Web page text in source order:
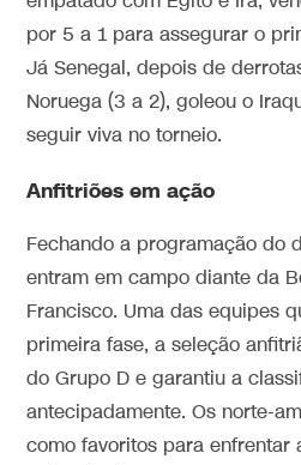
por 5 a 1 para assegurar o
Já Senegal, depois de
Noruega (3 a 2), goleou o
seguir viva no torneio.
Anfitriões em ação
Fechando a programação do
entram em campo diante da
Francisco. Uma das equipes
primeira fase, a seleção
do Grupo D e garantiu a
antecipadamente. Os norte-
como favoritos para enfrentar